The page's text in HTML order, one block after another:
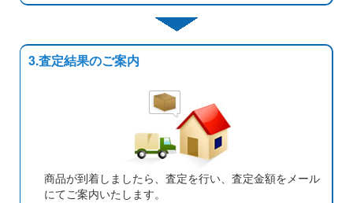
3.査定結果のご案内
商品が到着しましたら、査定を行い、査定金額をメール
にてご案内いたします。